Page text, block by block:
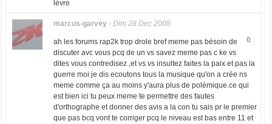
lèvre
marcus-garvey- Dim 28 Dec 2008
0
ah les forums rap2k trop drole bref meme pas bésoin de
discuter avc vous pcq de un vs savez meme pas c ke vs
dites vous contredisez ,et vs vs insultez faites la paix et pas la
guerre moi je dis ecoutons tous la musique qu'on a crée ns
meme comme ça au moins y'aura plus de polémique.ce qui
est bien ici tu peux meme te permettre des fautes
d'orthographe et donner des avis a la con tu sais pr le premier
que pas bcq vont te corriger pcq le niveau est bas entre 11 et